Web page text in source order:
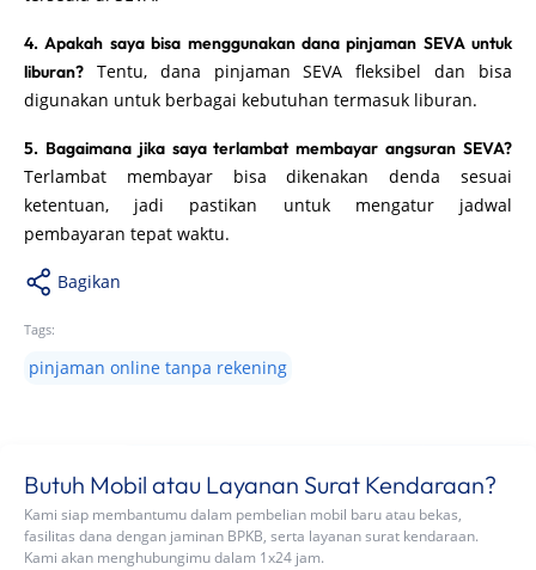
4. Apakah saya bisa menggunakan dana pinjaman SEVA untuk
liburan? Tentu, dana pinjaman SEVA fleksibel dan bisa
digunakan untuk berbagai kebutuhan termasuk liburan.
5. Bagaimana jika saya terlambat membayar angsuran SEVA?
Terlambat membayar bisa dikenakan denda sesuai
ketentuan, jadi pastikan untuk mengatur jadwal
pembayaran tepat waktu.
Bagikan
Tags:
pinjaman online tanpa rekening
Butuh Mobil atau Layanan Surat Kendaraan?
Kami siap membantumu dalam pembelian mobil baru atau bekas,
fasilitas dana dengan jaminan BPKB, serta layanan surat kendaraan.
Kami akan menghubungimu dalam 1x24 jam.